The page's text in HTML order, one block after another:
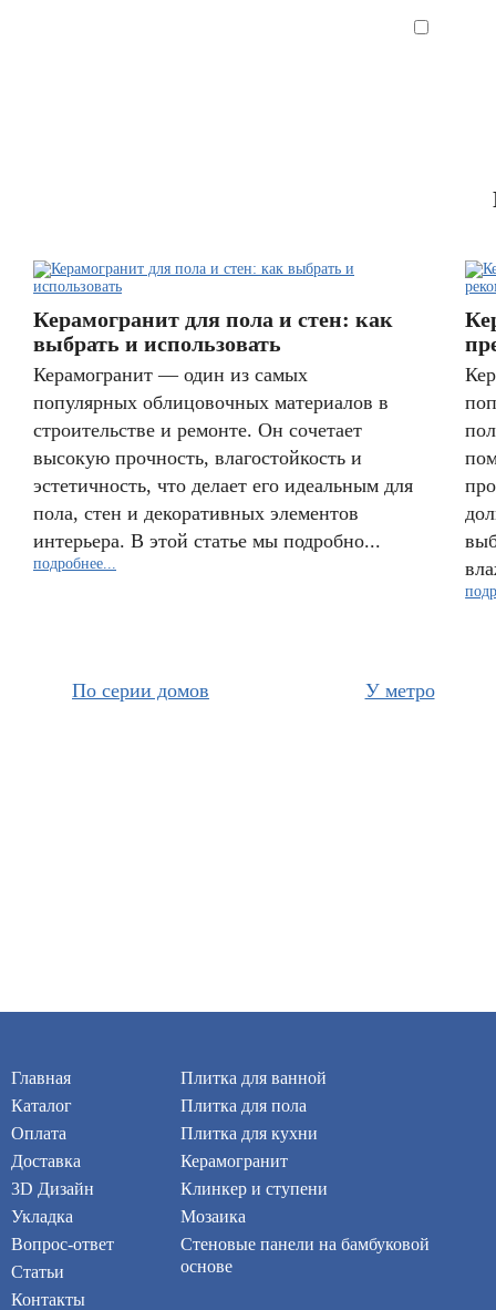
Керамогранит для пола и стен: как
выбрать и использовать
Керамогранит — один из самых
популярных облицовочных материалов в
строительстве и ремонте. Он сочетает
высокую прочность, влагостойкость и
эстетичность, что делает его идеальным для
пола, стен и декоративных элементов
интерьера. В этой статье мы подробно...
подробнее...
По серии домов У метро
Главная
Каталог
Оплата
Доставка
3D Дизайн
Укладка
Вопрос-ответ
Статьи
Контакты
Плитка для ванной
Плитка для пола
Плитка для кухни
Керамогранит
Клинкер и ступени
Мозаика
Стеновые панели на бамбуковой
основе